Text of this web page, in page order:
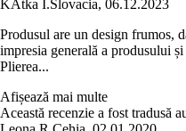
KAtka I.Slovacia, 06.12.2023
Produsul are un design frumos,
impresia generală a produsului
Plierea...
Afișează mai multe
Această recenzie a fost tradusă